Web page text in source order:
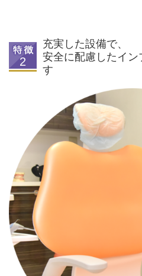
充実した設備で、
安全に配慮したイン
す